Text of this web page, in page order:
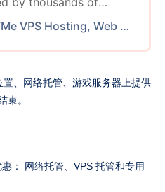
Whether you need
server, we have
DDoS Protected NVMe VPS Hosting, Web Hosting, and Minecraft Servers
置、网络托管、游戏服务器上提供
束。
： 网络托管、VPS 托管和专用